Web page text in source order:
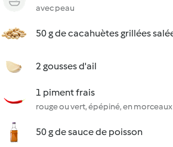
avec peau
50 g de cacahuètes grillées
2 gousses d'ail
1 piment frais
rouge ou vert, épépiné, en
50 g de sauce de poisson